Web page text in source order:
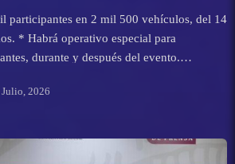
participantes en 2 mil 500 vehículos, del 14
* Habrá operativo especial para
durante y después del evento.
de Seguridad Pública y Protección Civil
Julio, 2026